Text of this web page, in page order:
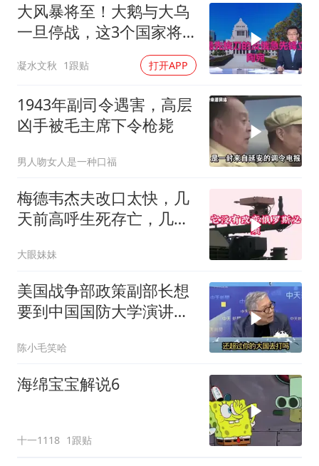
大风暴将至！大鹅与大乌
一旦停战，这3个国家将
凝水文秋 1跟贴 打开APP
1943年副司令遇害，高层
凶手被毛主席下令枪毙
男人吻女人是一种口福
梅德韦杰夫改口太快，几
天前高呼生死存亡，几天
大眼妹妹
美国战争部政策副部长想
要到中国国防大学演讲？
陈小毛笑哈
海绵宝宝解说6
十一1118 1跟贴